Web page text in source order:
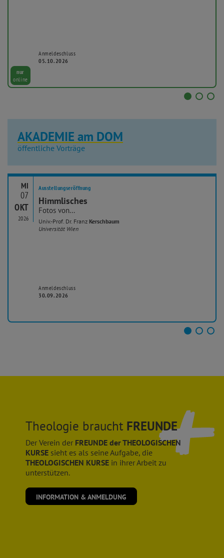
nur
online
Anmeldeschluss
05.10.2026
AKADEMIE am DOM
öffentliche Vorträge
MI
07
OKT
2026
Ausstellungseröffnung
Himmlisches
Fotos von...
Univ.-Prof. Dr. Franz Kerschbaum
Universität Wien
Anmeldeschluss
30.09.2026
Theologie braucht FREUNDE
Der Verein der FREUNDE der THEOLOGISCHEN
KURSE sieht es als seine Aufgabe, die
THEOLOGISCHEN KURSE in ihrer Arbeit zu
unterstützen.
INFORMATION & ANMELDUNG